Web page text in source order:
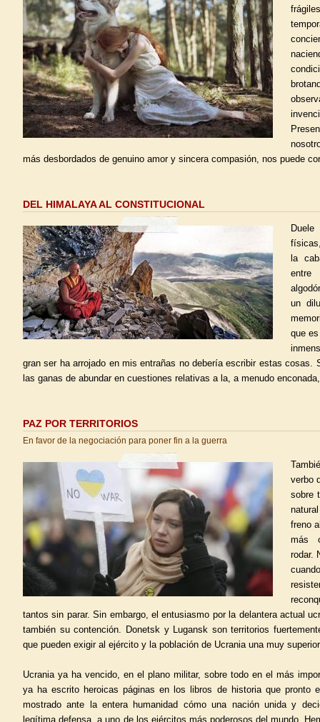
más desbordados de genuino amor y sincera compasión, nos puede
DEL HIMALAYA AL CONSTITUCIONAL
la
un
que
gran ser ha arrojado en mis entrañas no debería escribir estas cosas.
las ganas de abundar en cuestiones relativas a la, a menudo
PAZ POR TERRITORIOS
En favor de la negociación para poner fin a la guerra
verbo
sobre
freno
más
rodar.
tantos sin parar. Sin embargo, el entusiasmo por la delantera actual
también su contención. Donetsk y Lugansk son territorios
que pueden exigir al ejército y la población de Ucrania una muy
Ucrania ya ha vencido, en el plano militar, sobre todo en el más
ya ha escrito heroicas páginas en los libros de historia que pronto
mostrado ante la entera humanidad cómo una nación unida y
legítima defensa, a uno de los ejércitos más poderosos del mundo.